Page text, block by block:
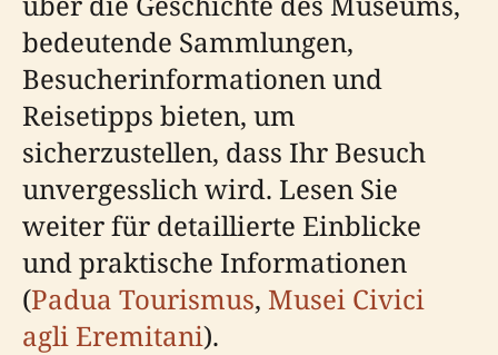
bedeutende Sammlungen,
Besucherinformationen und
Reisetipps bieten, um
sicherzustellen, dass Ihr Besuch
unvergesslich wird. Lesen Sie
weiter für detaillierte Einblicke
und praktische Informationen
(Padua Tourismus, Musei Civici
agli Eremitani).